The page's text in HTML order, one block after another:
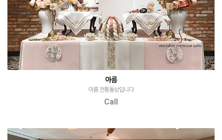
아름
아름 전통돌상입니다
Call